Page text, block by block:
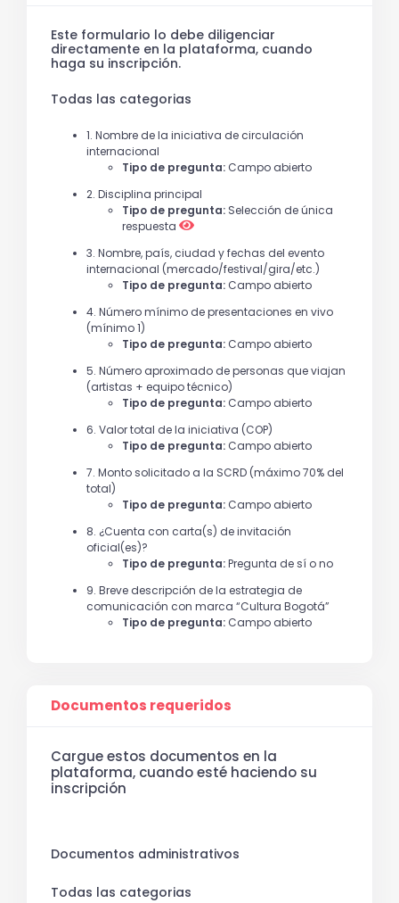
Este formulario lo debe diligenciar
directamente en la plataforma, cuando
haga su inscripción.
Todas las categorias
1. Nombre de la iniciativa de circulación
internacional
Tipo de pregunta: Campo abierto
2. Disciplina principal
Tipo de pregunta: Selección de única
respuesta
3. Nombre, país, ciudad y fechas del evento
internacional (mercado/festival/gira/etc.)
Tipo de pregunta: Campo abierto
4. Número mínimo de presentaciones en vivo
(mínimo 1)
Tipo de pregunta: Campo abierto
5. Número aproximado de personas que viajan
(artistas + equipo técnico)
Tipo de pregunta: Campo abierto
6. Valor total de la iniciativa (COP)
Tipo de pregunta: Campo abierto
7. Monto solicitado a la SCRD (máximo 70% del
total)
Tipo de pregunta: Campo abierto
8. ¿Cuenta con carta(s) de invitación
oficial(es)?
Tipo de pregunta:Pregunta de sí o no
9. Breve descripción de la estrategia de
comunicación con marca “Cultura Bogotá”
Tipo de pregunta: Campo abierto
Documentos requeridos
Cargue estos documentos en la
plataforma, cuando esté haciendo su
inscripción
Documentos administrativos
Todas las categorias